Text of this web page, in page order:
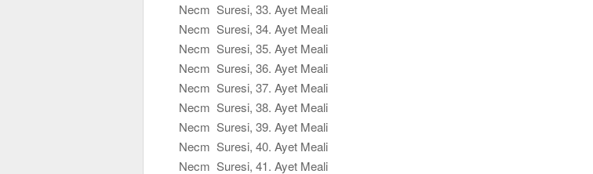
Necm Suresi, 33. Ayet Meali
Necm Suresi, 34. Ayet Meali
Necm Suresi, 35. Ayet Meali
Necm Suresi, 36. Ayet Meali
Necm Suresi, 37. Ayet Meali
Necm Suresi, 38. Ayet Meali
Necm Suresi, 39. Ayet Meali
Necm Suresi, 40. Ayet Meali
Necm Suresi, 41. Ayet Meali